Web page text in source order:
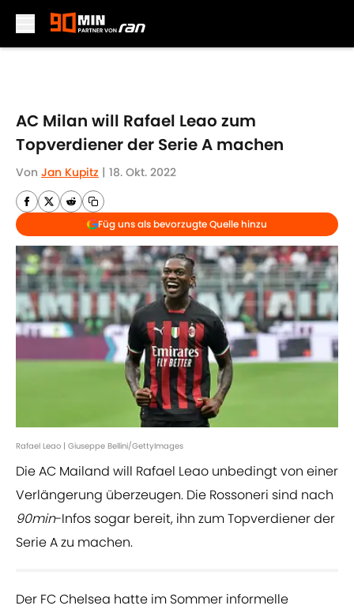
AC Milan will Rafael Leao zum
Topverdiener der Serie A machen
Von Jan Kupitz | 18. Okt. 2022
Füg uns als bevorzugte Quelle hinzu
Rafael Leao | Giuseppe Bellini/GettyImages
Die AC Mailand will Rafael Leao unbedingt von einer
Verlängerung überzeugen. Die Rossoneri sind nach
90min-Infos sogar bereit, ihn zum Topverdiener der
Serie A zu machen.
Der FC Chelsea hatte im Sommer informelle